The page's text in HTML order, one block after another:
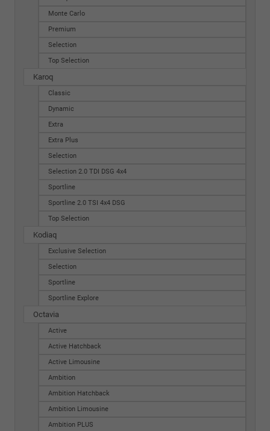
Monte Carlo
Premium
Selection
Top Selection
Karoq
Classic
Dynamic
Extra
Extra Plus
Selection
Selection 2.0 TDI DSG 4x4
Sportline
Sportline 2.0 TSI 4x4 DSG
Top Selection
Kodiaq
Exclusive Selection
Selection
Sportline
Sportline Explore
Octavia
Active
Active Hatchback
Active Limousine
Ambition
Ambition Hatchback
Ambition Limousine
Ambition PLUS